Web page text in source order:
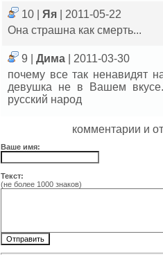
10 | Яя
| 2011-05-22
Она страшна как смерть...
9 | Дима
| 2011-03-30
почему все так ненавидят
девушка не в Вашем
русский народ
комментарии и
Ваше имя:
Текст:
(не более 1000 знаков)